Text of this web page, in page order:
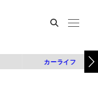
カーライフ